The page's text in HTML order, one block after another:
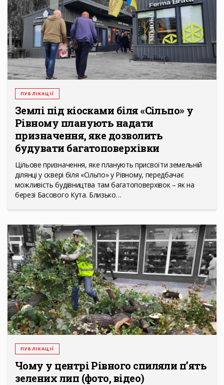
ПУБЛІКАЦІЇ
Землі під кіосками біля «Сільпо» у
Рівному планують надати
призначення, яке дозволить
будувати багатоповерхівки
Цільове призначення, яке планують присвоїти земельній
ділянці у сквері біля «Сільпо» у Рівному, передбачає
можливість будівництва там багатоповерхівок – як на
березі Басового Кута. Близько…
ПУБЛІКАЦІЇ
Чому у центрі Рівного спиляли п’ять
зелених лип (фото, відео)